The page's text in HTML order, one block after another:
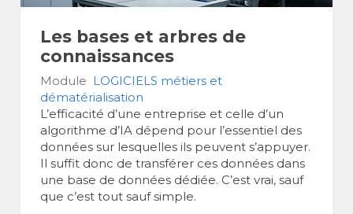
Les bases et arbres de
connaissances
Module LOGICIELS métiers et
dématérialisation
L’efficacité d’une entreprise et celle d’un
algorithme d’IA dépend pour l’essentiel des
données sur lesquelles ils peuvent s’appuyer.
Il suffit donc de transférer ces données dans
une base de données dédiée. C’est vrai, sauf
que c’est tout sauf simple.